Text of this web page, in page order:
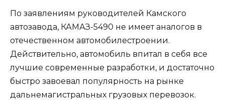
По заявлениям руководителей Камского
автозавода, КАМАЗ-5490 не имеет аналогов в
отечественном автомобилестроении.
Действительно, автомобиль впитал в себя все
лучшие современные разработки, и достаточно
быстро завоевал популярность на рынке
дальнемагистральных грузовых перевозок.